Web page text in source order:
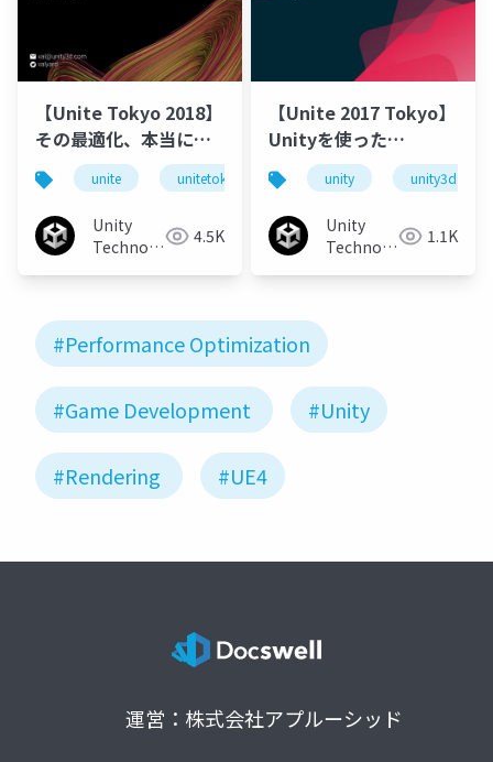
【Unite Tokyo 2018】
その最適化、本当に最
適ですか！？ ～正しい
最適化を行うためのテ
クニック～
unite unitetokyo unitetokyo2018
Unity
Technologies 4.5K
【Unite 2017 Tokyo】
Unityを使った
Nintendo Switch™ロ
ーンチタイトル制作～
スーパーボンバーマンR
の事例～
unity unity3d
Unity
Technologies 1.1K
#Performance Optimization
#Game Development #Unity
#Rendering #UE4
運営：株式会社アプルーシッド